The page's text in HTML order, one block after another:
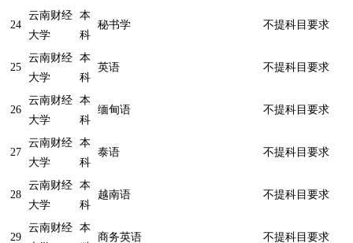
24
云南财经
大学
本
科
秘书学 不提科目要求
25
云南财经
大学
本
科
英语 不提科目要求
26
云南财经
大学
本
科
缅甸语 不提科目要求
27
云南财经
大学
本
科
泰语 不提科目要求
28
云南财经
大学
本
科
越南语 不提科目要求
29
云南财经 本
商务英语 不提科目要求